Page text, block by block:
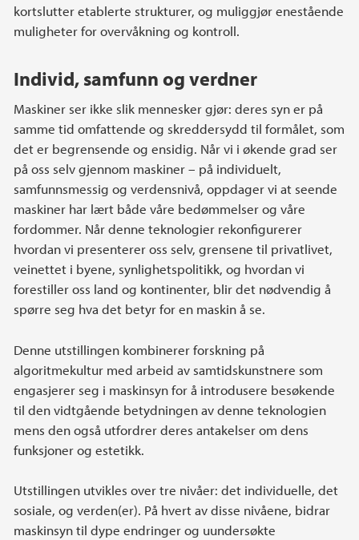
kortslutter etablerte strukturer, og muliggjør enestående
muligheter for overvåkning og kontroll.
Individ, samfunn og verdner
Maskiner ser ikke slik mennesker gjør: deres syn er på
samme tid omfattende og skreddersydd til formålet, som
det er begrensende og ensidig. Når vi i økende grad ser
på oss selv gjennom maskiner – på individuelt,
samfunnsmessig og verdensnivå, oppdager vi at seende
maskiner har lært både våre bedømmelser og våre
fordommer. Når denne teknologier rekonfigurerer
hvordan vi presenterer oss selv, grensene til privatlivet,
veinettet i byene, synlighetspolitikk, og hvordan vi
forestiller oss land og kontinenter, blir det nødvendig å
spørre seg hva det betyr for en maskin å se.
Denne utstillingen kombinerer forskning på
algoritmekultur med arbeid av samtidskunstnere som
engasjerer seg i maskinsyn for å introdusere besøkende
til den vidtgående betydningen av denne teknologien
mens den også utfordrer deres antakelser om dens
funksjoner og estetikk.
Utstillingen utvikles over tre nivåer: det individuelle, det
sosiale, og verden(er). På hvert av disse nivåene, bidrar
maskinsyn til dype endringer og uundersøkte